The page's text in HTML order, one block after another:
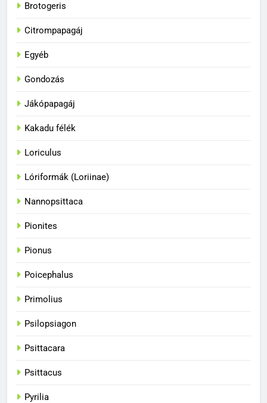
Brotogeris
Citrompapagáj
Egyéb
Gondozás
Jákópapagáj
Kakadu félék
Loriculus
Lóriformák (Loriinae)
Nannopsittaca
Pionites
Pionus
Poicephalus
Primolius
Psilopsiagon
Psittacara
Psittacus
Pyrilia
33
fogságban
36